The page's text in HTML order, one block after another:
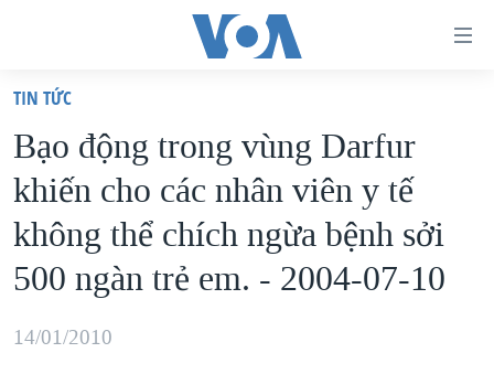
truy
cập
Tới
nội
chính
Tới
VIỆT NAM
HOA KỲ
BIỂN ĐÔNG
THẾ GIỚI
TIN TỨC
Bạo động trong vùng Darfur
khiến cho các nhân viên y tế
không thể chích ngừa bệnh sởi
500 ngàn trẻ em. - 2004-07-10
14/01/2010